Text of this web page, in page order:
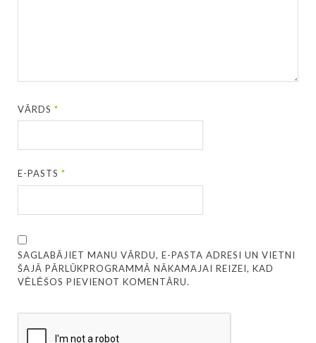
VĀRDS*
E-PASTS*
SAGLABĀJIET MANU VĀRDU, E-PASTA ADRESI UN VIETNI
ŠAJĀ PĀRLŪKPROGRAMMĀ NĀKAMAJAI REIZEI, KAD
VĒLĒŠOS PIEVIENOT KOMENTĀRU.